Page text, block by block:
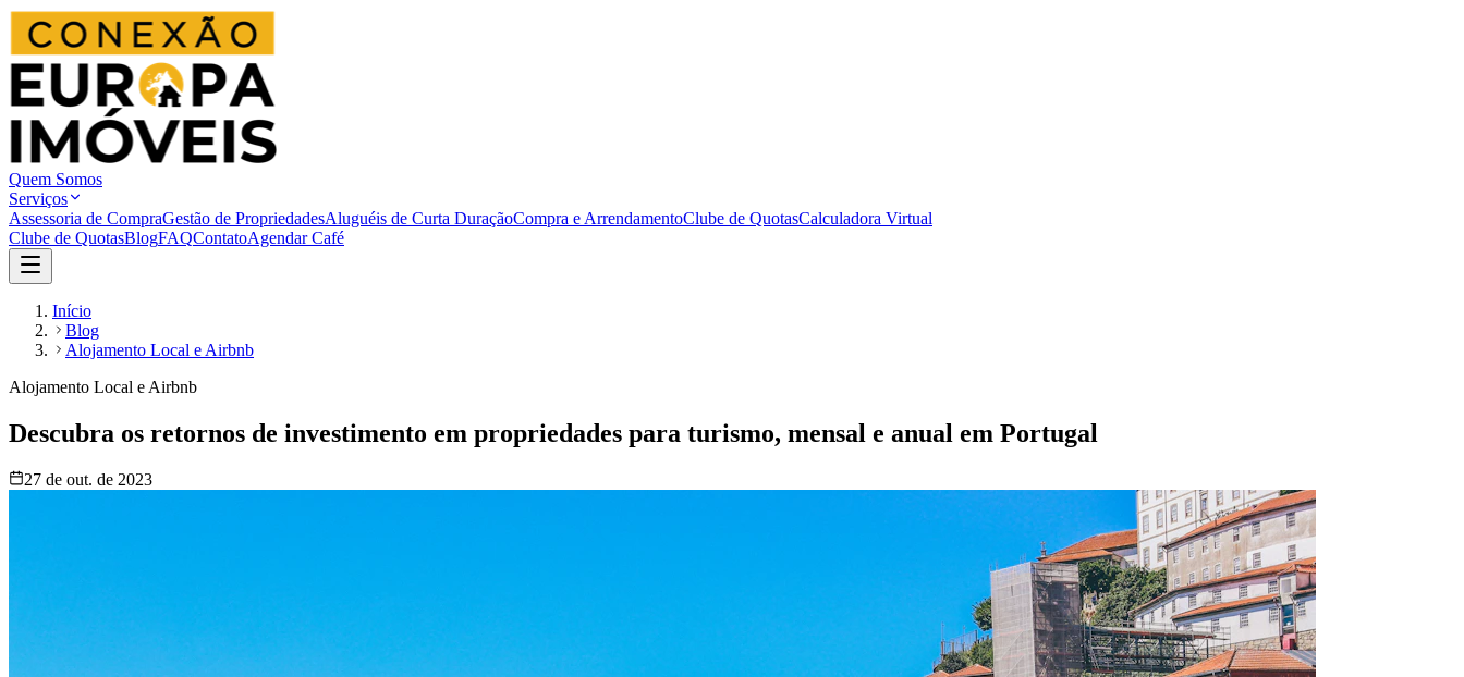
Quem Somos
Serviços
Assessoria de CompraGestão de PropriedadesAluguéis de Curta DuraçãoCompra e ArrendamentoClube de QuotasCalculadora Virtual
Clube de QuotasBlogFAQContatoAgendar Café
Início
Blog
Alojamento Local e Airbnb
Alojamento Local e Airbnb
Descubra os retornos de investimento em propriedades para turismo, mensal e anual em Portugal
27 de out. de 2023